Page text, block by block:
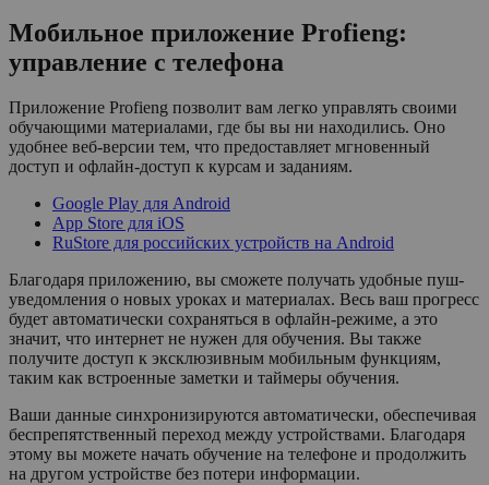
Мобильное приложение Profieng:
управление с телефона
Приложение Profieng позволит вам легко управлять своими
обучающими материалами, где бы вы ни находились. Оно
удобнее веб-версии тем, что предоставляет мгновенный
доступ и офлайн-доступ к курсам и заданиям.
Google Play для Android
App Store для iOS
RuStore для российских устройств на Android
Благодаря приложению, вы сможете получать удобные пуш-
уведомления о новых уроках и материалах. Весь ваш прогресс
будет автоматически сохраняться в офлайн-режиме, а это
значит, что интернет не нужен для обучения. Вы также
получите доступ к эксклюзивным мобильным функциям,
таким как встроенные заметки и таймеры обучения.
Ваши данные синхронизируются автоматически, обеспечивая
беспрепятственный переход между устройствами. Благодаря
этому вы можете начать обучение на телефоне и продолжить
на другом устройстве без потери информации.